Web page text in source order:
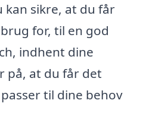
sikre, at du får
for, til en god
indhent dine
på, at du får det
til dine behov